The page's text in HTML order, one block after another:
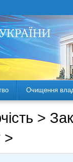
Очищення
>
>